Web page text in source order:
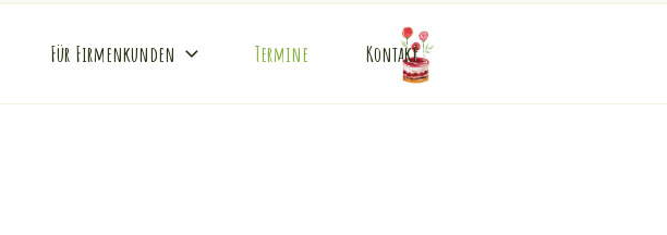
Für Firmenkunden Termine Kontakt